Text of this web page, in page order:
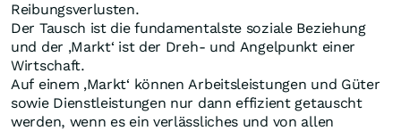
Reibungsverlusten.
Der Tausch ist die fundamentalste soziale Beziehung
und der ‚Markt‘ ist der Dreh- und Angelpunkt einer
Wirtschaft.
Auf einem ‚Markt‘ können Arbeitsleistungen und Güter
sowie Dienstleistungen nur dann effizient getauscht
werden, wenn es ein verlässliches und von allen